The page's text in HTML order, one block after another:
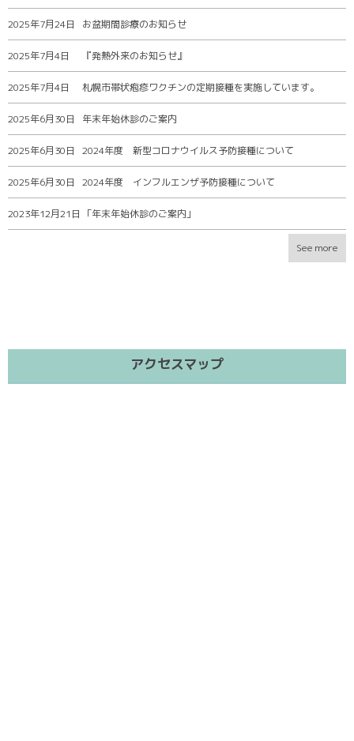
2025年7月24日 お盆期間診療のお知らせ
2025年7月4日 『発熱外来のお知らせ』
2025年7月4日 札幌市帯状疱疹ワクチンの定期接種を実施しています。
2025年6月30日 年末年始休診のご案内
2025年6月30日 2024年度 新型コロナウイルス予防接種について
2025年6月30日 2024年度 インフルエンザ予防接種について
2023年12月21日 「年末年始休診のご案内」
See more
アクセスマップ